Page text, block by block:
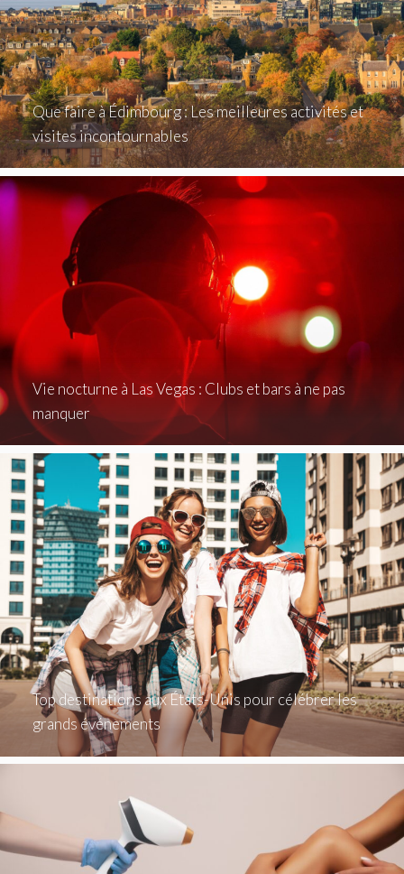
Que faire à Édimbourg : Les meilleures activités et
visites incontournables
Vie nocturne à Las Vegas : Clubs et bars à ne pas
manquer
Top destinations aux États-Unis pour célébrer les
grands événements